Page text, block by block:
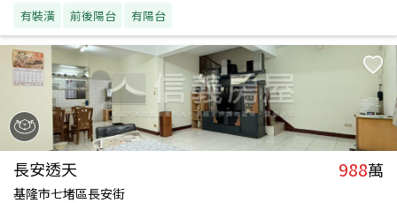
有裝潢 前後陽台 有陽台
長安透天 988萬
基隆市七堵區長安街